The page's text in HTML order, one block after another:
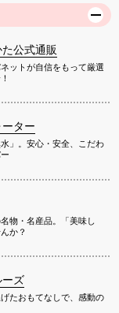
公式通販
ットが自信をもって厳選
ター
」。安心・安全、こだわ
物・名産品。「美味し
か？
ーズ
たおもてなしで、感動の